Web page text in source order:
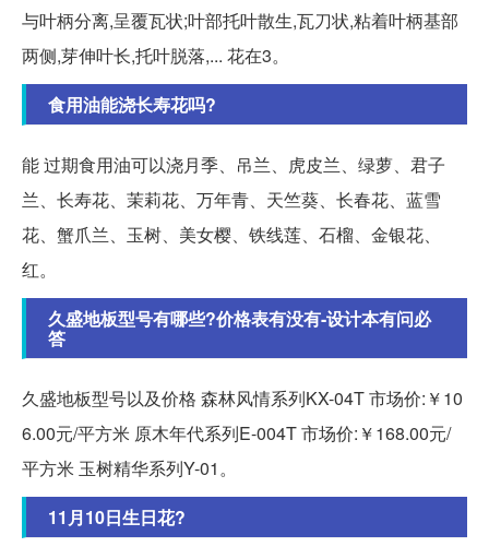
与叶柄分离,呈覆瓦状;叶部托叶散生,瓦刀状,粘着叶柄基部
两侧,芽伸叶长,托叶脱落,... 花在3。
食用油能浇长寿花吗?
能 过期食用油可以浇月季、吊兰、虎皮兰、绿萝、君子
兰、长寿花、茉莉花、万年青、天竺葵、长春花、蓝雪
花、蟹爪兰、玉树、美女樱、铁线莲、石榴、金银花、
红。
久盛地板型号有哪些?价格表有没有-设计本有问必
答
久盛地板型号以及价格 森林风情系列KX-04T 市场价:￥10
6.00元/平方米 原木年代系列E-004T 市场价:￥168.00元/
平方米 玉树精华系列Y-01。
11月10日生日花?